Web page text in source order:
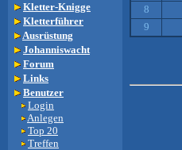
Kletter-Knigge
Kletterführer
Ausrüstung
Johanniswacht
Forum
Links
Benutzer
Login
Anlegen
Top 20
Treffen
8
9